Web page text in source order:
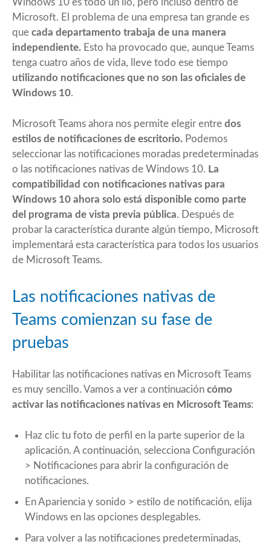
Windows 10 es todo un lío, pero incluso dentro de
Microsoft. El problema de una empresa tan grande es
que cada departamento trabaja de una manera
independiente. Esto ha provocado que, aunque Teams
tenga cuatro años de vida, lleve todo ese tiempo
utilizando notificaciones que no son las oficiales de
Windows 10.
Microsoft Teams ahora nos permite elegir entre dos
estilos de notificaciones de escritorio. Podemos
seleccionar las notificaciones moradas predeterminadas
o las notificaciones nativas de Windows 10. La
compatibilidad con notificaciones nativas para
Windows 10 ahora solo está disponible como parte
del programa de vista previa pública. Después de
probar la característica durante algún tiempo, Microsoft
implementará esta característica para todos los usuarios
de Microsoft Teams.
Las notificaciones nativas de
Teams comienzan su fase de
pruebas
Habilitar las notificaciones nativas en Microsoft Teams
es muy sencillo. Vamos a ver a continuación cómo
activar las notificaciones nativas en Microsoft Teams:
Haz clic tu foto de perfil en la parte superior de la
aplicación. A continuación, selecciona Configuración
> Notificaciones para abrir la configuración de
notificaciones.
En Apariencia y sonido > estilo de notificación, elija
Windows en las opciones desplegables.
Para volver a las notificaciones predeterminadas,